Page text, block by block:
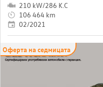
210 kW/286 K.C
106 464 km
02/2021
Оферта на седмицата